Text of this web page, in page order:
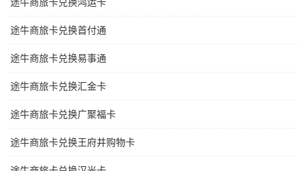
途牛商旅卡兑换首付通
途牛商旅卡兑换易事通
途牛商旅卡兑换汇金卡
途牛商旅卡兑换广聚福卡
途牛商旅卡兑换王府井购物卡